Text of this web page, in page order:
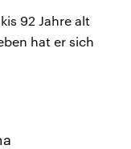
92 Jahre alt
hat er sich